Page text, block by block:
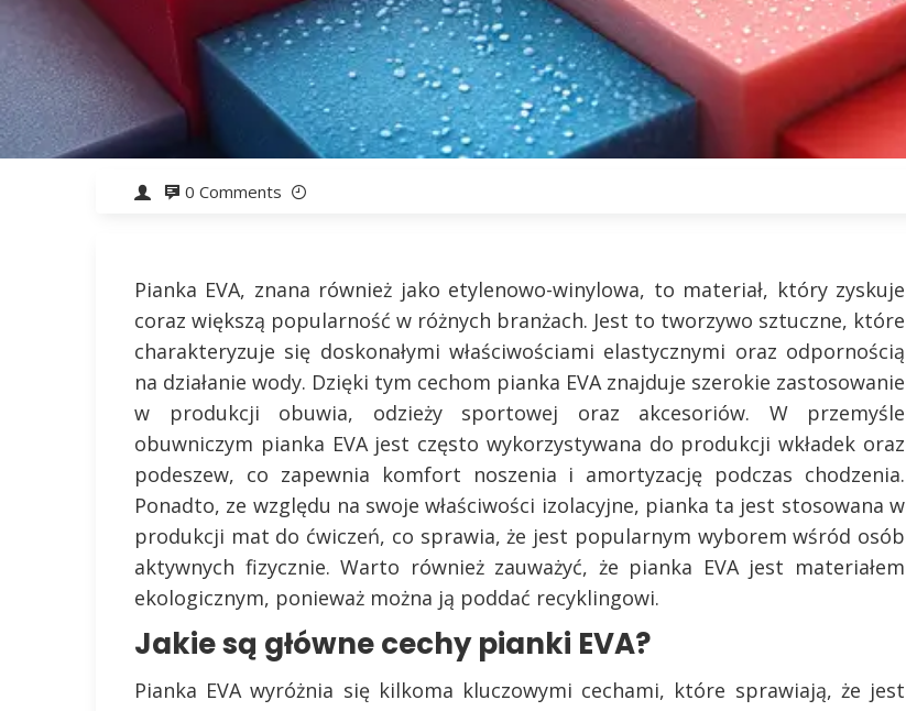
0 Comments
Pianka EVA, znana również jako etylenowo-winylowa, to materiał, który zyskuje
coraz większą popularność w różnych branżach. Jest to tworzywo sztuczne, które
charakteryzuje się doskonałymi właściwościami elastycznymi oraz odpornością
na działanie wody. Dzięki tym cechom pianka EVA znajduje szerokie zastosowanie
w produkcji obuwia, odzieży sportowej oraz akcesoriów. W przemyśle
obuwniczym pianka EVA jest często wykorzystywana do produkcji wkładek oraz
podeszew, co zapewnia komfort noszenia i amortyzację podczas chodzenia.
Ponadto, ze względu na swoje właściwości izolacyjne, pianka ta jest stosowana w
produkcji mat do ćwiczeń, co sprawia, że jest popularnym wyborem wśród osób
aktywnych fizycznie. Warto również zauważyć, że pianka EVA jest materiałem
ekologicznym, ponieważ można ją poddać recyklingowi.
Jakie są główne cechy pianki EVA?
Pianka EVA wyróżnia się kilkoma kluczowymi cechami, które sprawiają, że jest